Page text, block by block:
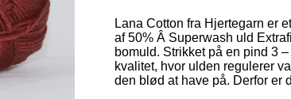
Lana Cotton fra Hjertegarn er
af 50% Â Superwash uld
bomuld. Strikket på en pind 3
kvalitet, hvor ulden regulerer
den blød at have på. Derfor er